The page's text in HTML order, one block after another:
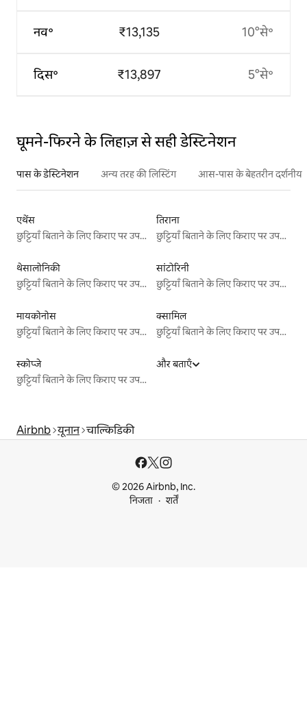
नव॰
दिस॰
₹13,135
₹13,897
10°से॰
5°से॰
घूमने-फिरने के लिहाज़ से सही डेस्टिनेशन
पास के डेस्टिनेशन अन्य तरह की लिस्टिंग आस-पास के बेहतरीन दर्शनीय
एथेंस
छुट्टियाँ बिताने के लिए किराए पर उपलब्ध जगहें
तिराना
छुट्टियाँ बिताने के लिए किराए पर उपलब्ध जगहें
थेसालोनिकी
छुट्टियाँ बिताने के लिए किराए पर उपलब्ध जगहें
सांटोरिनी
छुट्टियाँ बिताने के लिए किराए पर उपलब्ध जगहें
मायकोनोस
छुट्टियाँ बिताने के लिए किराए पर उपलब्ध जगहें
क्सामिल
छुट्टियाँ बिताने के लिए किराए पर उपलब्ध जगहें
स्कोप्जे
छुट्टियाँ बिताने के लिए किराए पर उपलब्ध जगहें
और बताएँ
Airbnb यूनान चाल्किडिकी
© 2026 Airbnb, Inc.
निजता
शर्तें